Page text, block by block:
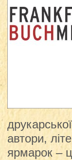
автори,
ярмарок –